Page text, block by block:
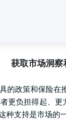
获取市场洞察
的政策和保险
更负担得起、
种支持是市场的